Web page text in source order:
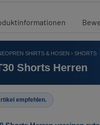
SHIRTS & HOSEN › SHORTS
Shorts Herren
empfehlen.